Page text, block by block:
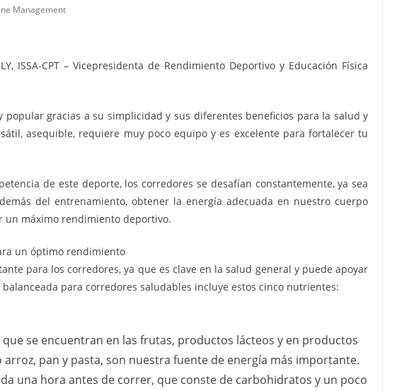
Management
ISSA-CPT – Vicepresidenta de Rendimiento Deportivo y Educación Física
popular gracias a su simplicidad y sus diferentes beneficios para la salud y
asequible, requiere muy poco equipo y es excelente para fortalecer tu
de este deporte, los corredores se desafían constantemente, ya sea
del entrenamiento, obtener la energía adecuada en nuestro cuerpo
un máximo rendimiento deportivo.
un óptimo rendimiento
para los corredores, ya que es clave en la salud general y puede apoyar
para corredores saludables incluye estos cinco nutrientes:
se encuentran en las frutas, productos lácteos y en productos
pan y pasta, son nuestra fuente de energía más importante.
una hora antes de correr, que conste de carbohidratos y un poco